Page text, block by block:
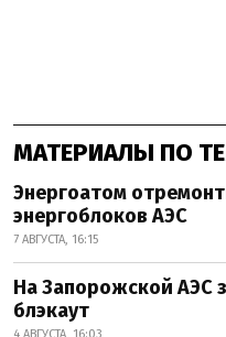
МАТЕРИАЛЫ ПО
Энергоатом
энергоблоков АЭС
7 АВГУСТА, 16:15
На Запорожской АЭС
блэкаут